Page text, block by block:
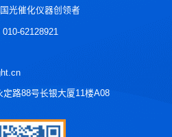
光催化仪器创领者
62128921
路88号长银大厦11楼A08